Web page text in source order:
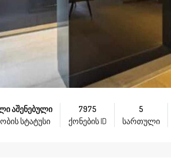
აშენებული
სტატუსი
7975
ქონების ID
5
სართული